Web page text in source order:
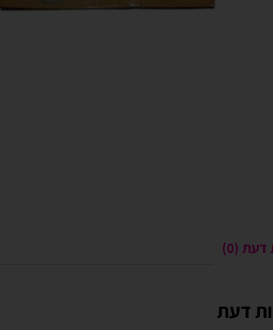
דעת (0)
דעת